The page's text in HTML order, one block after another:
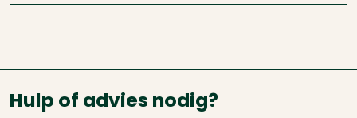
Hulp of advies nodig?